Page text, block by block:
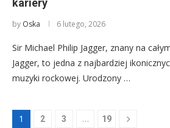
by Oska 6 lutego, 2026
Sir Michael Philip Jagger, znany na
Jagger, to jedna z najbardziej
muzyki rockowej. Urodzony …
1 2 3 … 19